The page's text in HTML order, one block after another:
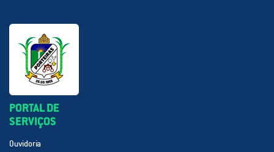
PORTAL DE
SERVIÇOS
Ouvidoria